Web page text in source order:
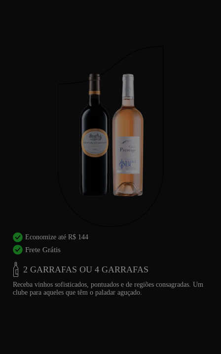
Economize até R$ 144
Frete Grátis
2 GARRAFAS OU 4 GARRAFAS
Receba vinhos sofisticados, pontuados e de regiões consagradas. Um
clube para aqueles que têm o paladar aguçado.